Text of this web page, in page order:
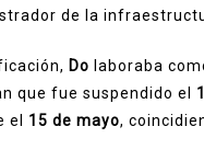
de la
Do laboraba
que fue suspendido el
el 15 de mayo,